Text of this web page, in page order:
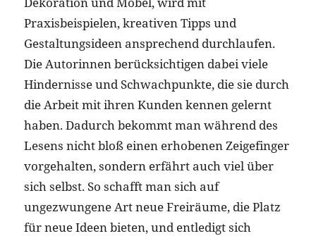
Praxisbeispielen, kreativen Tipps und
Gestaltungsideen ansprechend durchlaufen.
Die Autorinnen berücksichtigen dabei viele
Hindernisse und Schwachpunkte, die sie durch
die Arbeit mit ihren Kunden kennen gelernt
haben. Dadurch bekommt man während des
Lesens nicht bloß einen erhobenen Zeigefinger
vorgehalten, sondern erfährt auch viel über
sich selbst. So schafft man sich auf
ungezwungene Art neue Freiräume, die Platz
für neue Ideen bieten, und entledigt sich